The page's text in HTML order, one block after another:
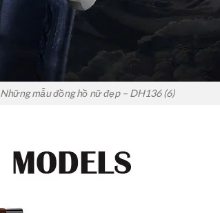
Những mẫu đồng hồ nữ đẹp – DH136 (6)